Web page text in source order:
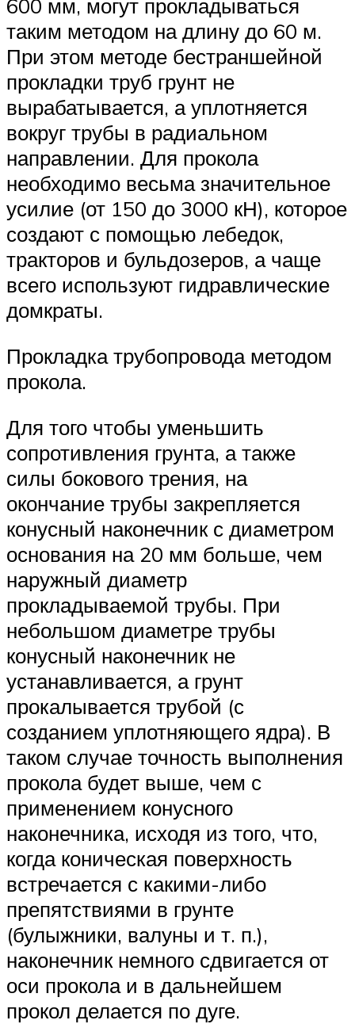
600 мм, могут прокладываться
таким методом на длину до 60 м.
При этом методе бестраншейной
прокладки труб грунт не
вырабатывается, а уплотняется
вокруг трубы в радиальном
направлении. Для прокола
необходимо весьма значительное
усилие (от 150 до 3000 кН), которое
создают с помощью лебедок,
тракторов и бульдозеров, а чаще
всего используют гидравлические
домкраты.
Прокладка трубопровода методом
прокола.
Для того чтобы уменьшить
сопротивления грунта, а также
силы бокового трения, на
окончание трубы закрепляется
конусный наконечник с диаметром
основания на 20 мм больше, чем
наружный диаметр
прокладываемой трубы. При
небольшом диаметре трубы
конусный наконечник не
устанавливается, а грунт
прокалывается трубой (с
созданием уплотняющего ядра). В
таком случае точность выполнения
прокола будет выше, чем с
применением конусного
наконечника, исходя из того, что,
когда коническая поверхность
встречается с какими-либо
препятствиями в грунте
(булыжники, валуны и т. п.),
наконечник немного сдвигается от
оси прокола и в дальнейшем
прокол делается по дуге.